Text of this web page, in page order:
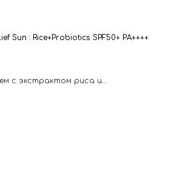
Sun : Rice+Probiotics SPF50+ PA++++
с экстрактом риса и